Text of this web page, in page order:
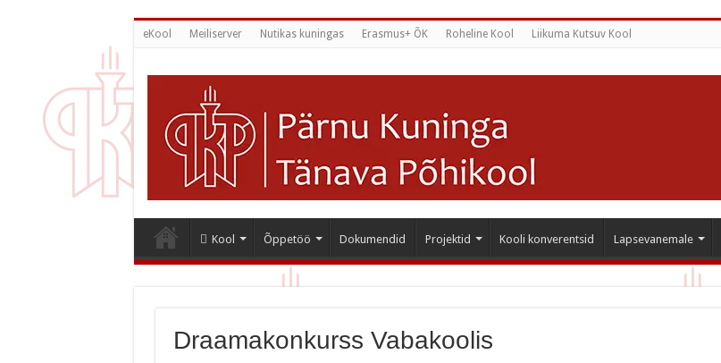
eKool Meiliserver Nutikas kuningas Erasmus+ ÕK Roheline Kool Liikuma Kutsuv Kool
Kool Õppetöö Dokumendid Projektid Kooli konverentsid Lapsevanemale
Draamakonkurss Vabakoolis